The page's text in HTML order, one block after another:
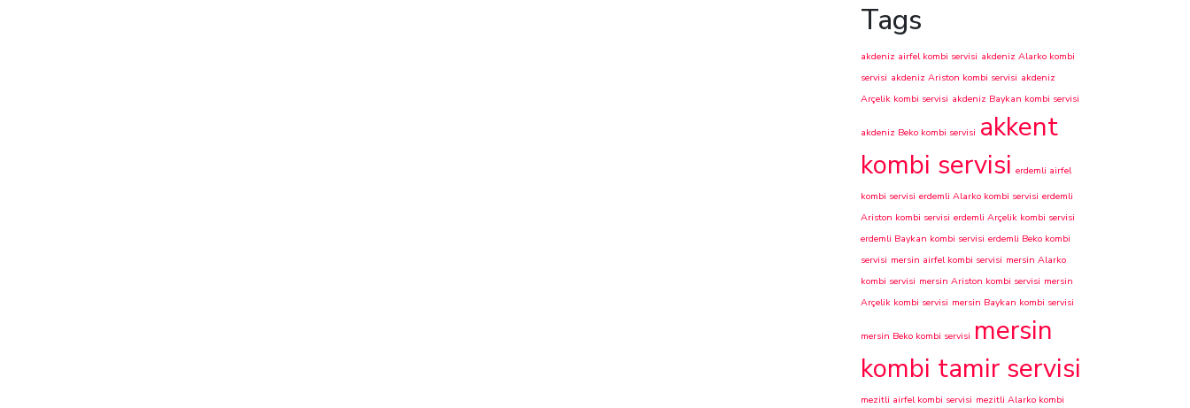
Tags
akdeniz airfel kombi servisi akdeniz Alarko kombi
servisi akdeniz Ariston kombi servisi akdeniz
Arçelik kombi servisi akdeniz Baykan kombi servisi
akdeniz Beko kombi servisi akkent
kombi servisi erdemli airfel
kombi servisi erdemli Alarko kombi servisi erdemli
Ariston kombi servisi erdemli Arçelik kombi servisi
erdemli Baykan kombi servisi erdemli Beko kombi
servisi mersin airfel kombi servisi mersin Alarko
kombi servisi mersin Ariston kombi servisi mersin
Arçelik kombi servisi mersin Baykan kombi servisi
mersin Beko kombi servisi mersin
kombi tamir servisi
mezitli airfel kombi servisi mezitli Alarko kombi